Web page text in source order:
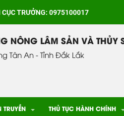
TRƯỞNG: 0975100017
NÔNG LÂM SẢN VÀ THỦY
Tân An - Tỉnh Đắk Lắk
TRUYỀN THỦ TỤC HÀNH CHÍNH